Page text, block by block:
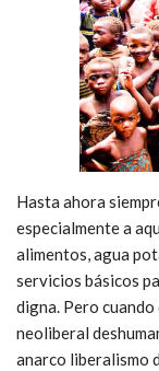
Hasta ahora
especialmente a
alimentos, agua
servicios básicos
digna. Pero
neoliberal
anarco liberalismo